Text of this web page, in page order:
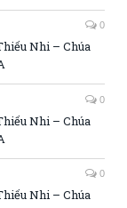
0
Nhi – Chúa
0
Nhi – Chúa
0
Nhi – Chúa